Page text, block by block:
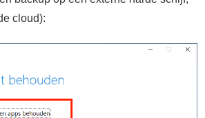
cloud):